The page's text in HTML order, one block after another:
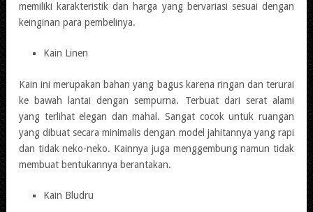
memiliki karakteristik dan harga yang bervariasi sesuai dengan
keinginan para pembelinya.
Kain Linen
Kain ini merupakan bahan yang bagus karena ringan dan terurai
ke bawah lantai dengan sempurna. Terbuat dari serat alami
yang terlihat elegan dan mahal. Sangat cocok untuk ruangan
yang dibuat secara minimalis dengan model jahitannya yang rapi
dan tidak neko-neko. Kainnya juga menggembung namun tidak
membuat bentukannya berantakan.
Kain Bludru